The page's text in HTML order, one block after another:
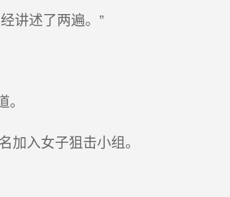
讲述了两遍。”
入女子狙击小组。